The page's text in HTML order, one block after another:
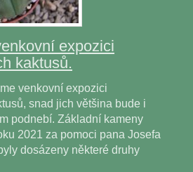
expozici
kaktusů.
venkovní expozici
snad jich většina bude i
podnebí. Základní kameny
2021 za pomoci pana Josefa
dosázeny některé druhy